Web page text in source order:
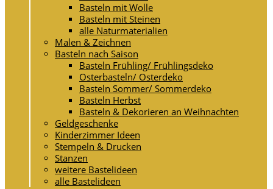
Basteln mit Wolle
Basteln mit Steinen
alle Naturmaterialien
Malen & Zeichnen
Basteln nach Saison
Basteln Frühling/ Frühlingsdeko
Osterbasteln/ Osterdeko
Basteln Sommer/ Sommerdeko
Basteln Herbst
Basteln & Dekorieren an Weihnachten
Geldgeschenke
Kinderzimmer Ideen
Stempeln & Drucken
Stanzen
weitere Bastelideen
alle Bastelideen